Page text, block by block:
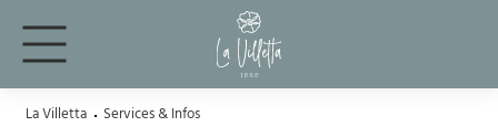
La Villetta Services & Infos